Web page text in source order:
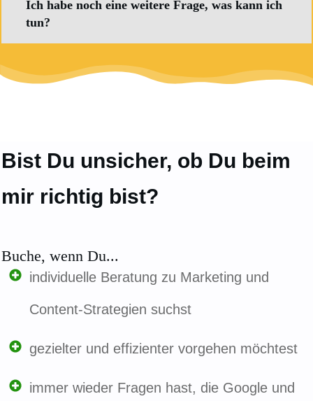
Ich habe noch eine weitere Frage, was kann ich
tun?
Bist Du unsicher, ob Du beim
mir richtig bist?
Buche, wenn Du...
individuelle Beratung zu Marketing und
Content-Strategien suchst
gezielter und effizienter vorgehen möchtest
immer wieder Fragen hast, die Google und